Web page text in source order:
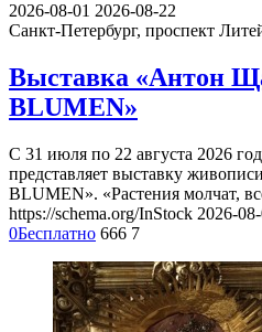
2026-08-01 2026-08-22
Санкт-Петербург, проспект
Выставка «Антон
BLUMEN»
С 31 июля по 22 августа 2026
представляет выставку
BLUMEN». «Растения молчат,
https://schema.org/InStock 2026-
0Бесплатно 666 7